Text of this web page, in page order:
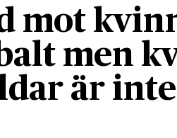
mot
men
är inte